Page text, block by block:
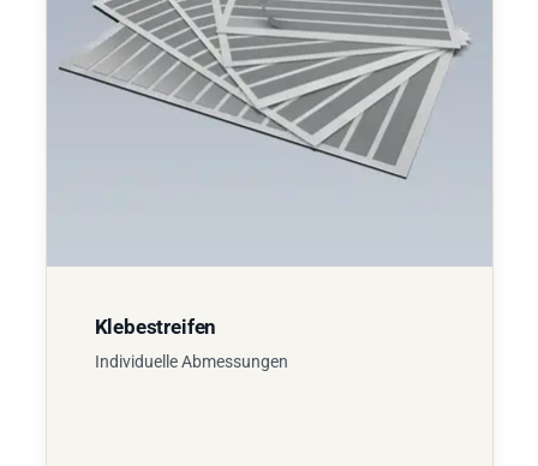
Klebestreifen
Individuelle Abmessungen